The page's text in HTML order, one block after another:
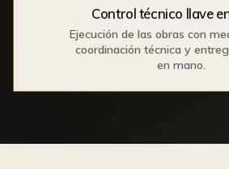
Control técnico llave
Ejecución de las obras con
coordinación técnica y
en mano.